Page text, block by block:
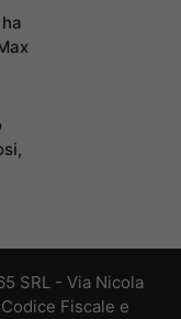
SRL - Via Nicola
Fiscale e